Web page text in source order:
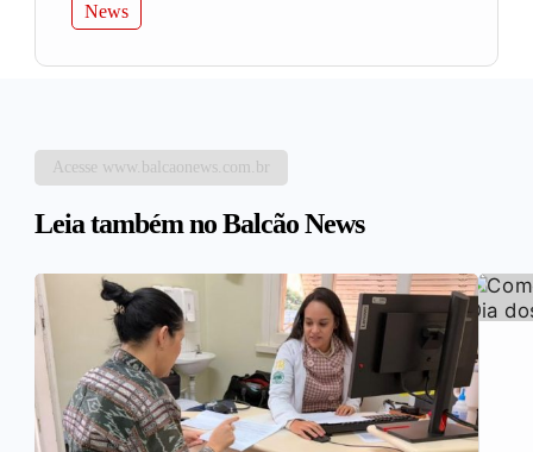
News
Acesse www.balcaonews.com.br
Leia também no Balcão News